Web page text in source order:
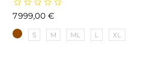
7 999,00 €
S M ML L XL